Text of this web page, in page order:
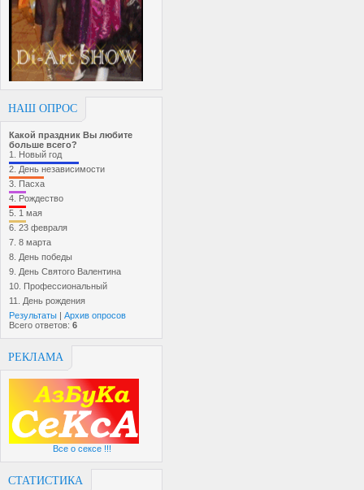
НАШ ОПРОС
Какой праздник Вы любите
больше всего?
1. Новый год
2. День независимости
3. Пасха
4. Рождество
5. 1 мая
6. 23 февраля
7. 8 марта
8. День победы
9. День Святого Валентина
10. Профессиональный
11. День рождения
Результаты | Архив опросов
Всего ответов: 6
РЕКЛАМА
Все о сексе !!!
СТАТИСТИКА